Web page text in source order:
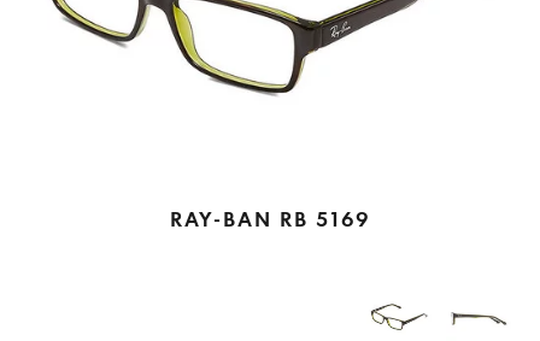
RAY-BAN RB 5169